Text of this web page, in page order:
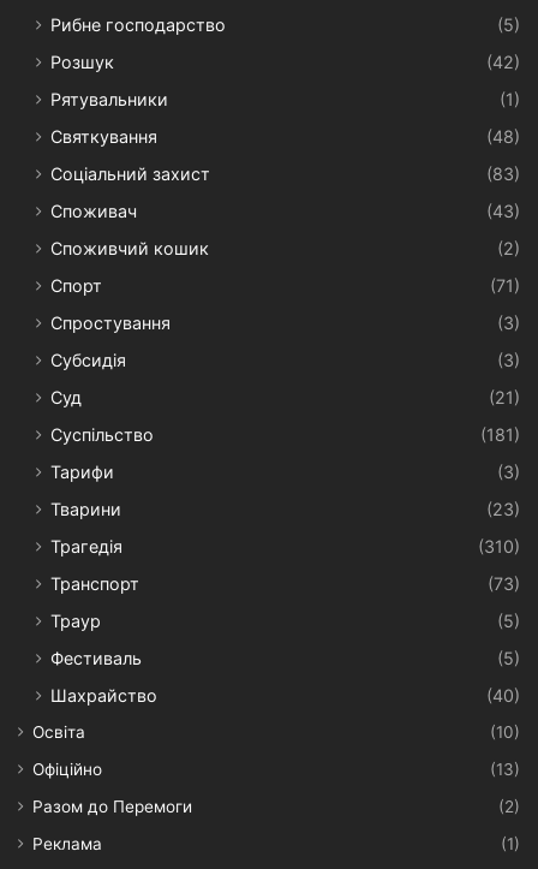
Рибне господарство
(5)
Розшук
(42)
Рятувальники
(1)
Святкування
(48)
Соціальний захист
(83)
Споживач
(43)
Споживчий кошик
(2)
Спорт
(71)
Спростування
(3)
Субсидія
(3)
Суд
(21)
Суспільство
(181)
Тарифи
(3)
Тварини
(23)
Трагедія
(310)
Транспорт
(73)
Траур
(5)
Фестиваль
(5)
Шахрайство
(40)
Освіта
(10)
Офіційно
(13)
Разом до Перемоги
(2)
Реклама
(1)